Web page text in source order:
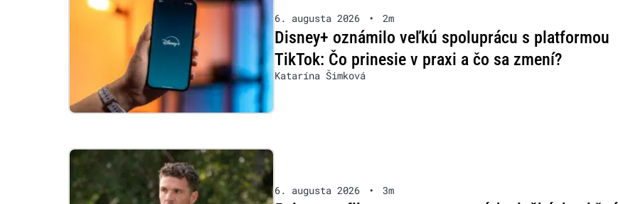
6. augusta 2026 • 2m
Disney+ oznámilo veľkú spoluprácu s platformou
TikTok: Čo prinesie v praxi a čo sa zmení?
Katarína Šimková
6. augusta 2026 • 3m